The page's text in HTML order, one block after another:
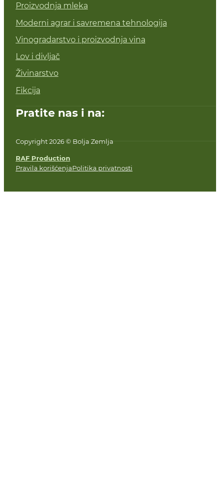
Proizvodnja mleka
Moderni agrar i savremena tehnologija
Vinogradarstvo i proizvodnja vina
Lov i divljač
Živinarstvo
Fikcija
Pratite nas i na:
Copyright 2026 © Bolja Zemlja
RAF Production
Pravila korišćenjaPolitika privatnosti